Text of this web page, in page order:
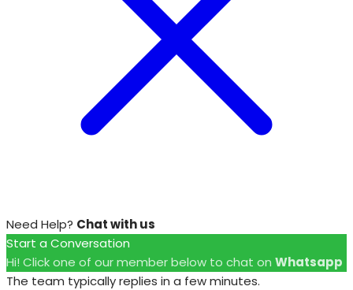
Need Help? Chat with us
Start a Conversation
Hi! Click one of our member below to chat on Whatsapp
The team typically replies in a few minutes.